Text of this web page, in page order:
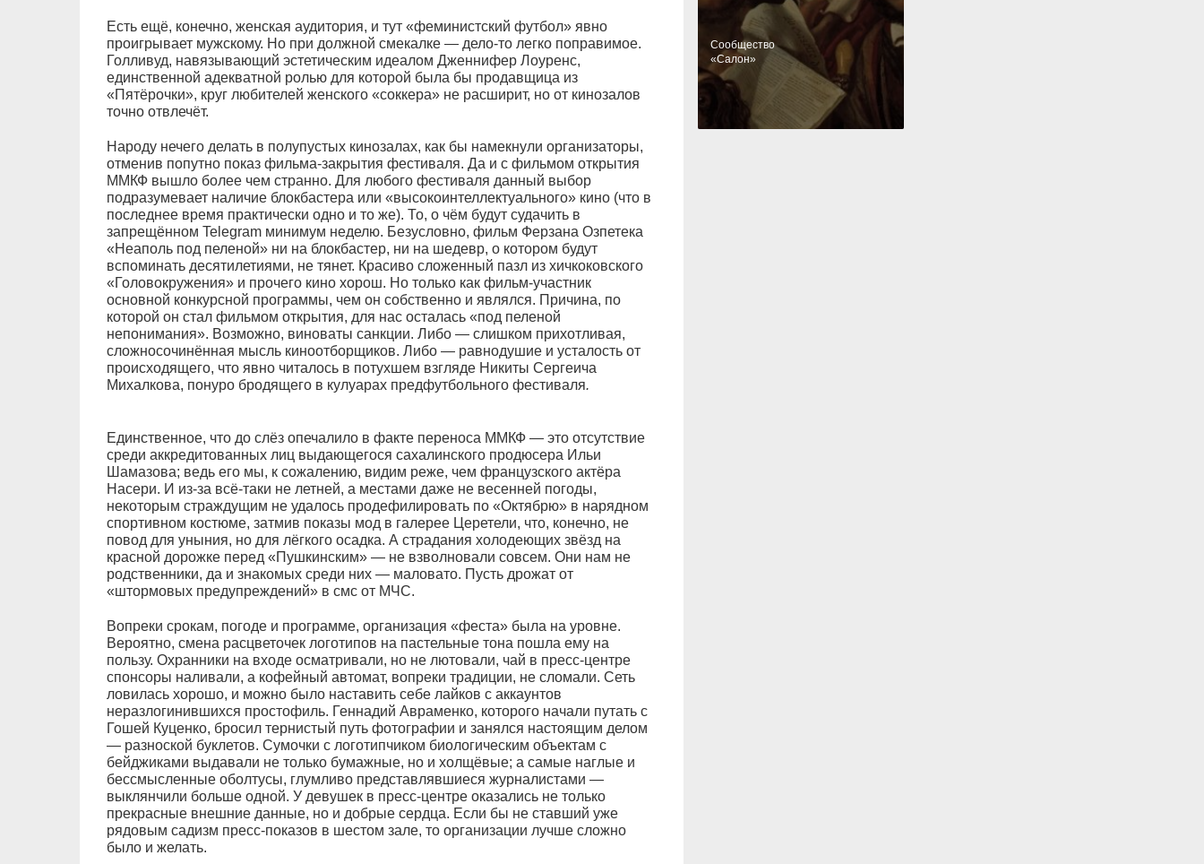
Есть ещё, конечно, женская аудитория, и тут «феминистский футбол» явно
проигрывает мужскому. Но при должной смекалке — дело-то легко поправимое.
Голливуд, навязывающий эстетическим идеалом Дженнифер Лоуренс,
единственной адекватной ролью для которой была бы продавщица из
«Пятёрочки», круг любителей женского «соккера» не расширит, но от кинозалов
точно отвлечёт.
Народу нечего делать в полупустых кинозалах, как бы намекнули организаторы,
отменив попутно показ фильма-закрытия фестиваля. Да и c фильмом открытия
ММКФ вышло более чем странно. Для любого фестиваля данный выбор
подразумевает наличие блокбастера или «высокоинтеллектуального» кино (что в
последнее время практически одно и то же). То, о чём будут судачить в
запрещённом Telegram минимум неделю. Безусловно, фильм Ферзана Озпетека
«Неаполь под пеленой» ни на блокбастер, ни на шедевр, о котором будут
вспоминать десятилетиями, не тянет. Красиво сложенный пазл из хичкоковского
«Головокружения» и прочего кино хорош. Но только как фильм-участник
основной конкурсной программы, чем он собственно и являлся. Причина, по
которой он стал фильмом открытия, для нас осталась «под пеленой
непонимания». Возможно, виноваты санкции. Либо — слишком прихотливая,
сложносочинённая мысль киноотборщиков. Либо — равнодушие и усталость от
происходящего, что явно читалось в потухшем взгляде Никиты Сергеича
Михалкова, понуро бродящего в кулуарах предфутбольного фестиваля.
Единственное, что до слёз опечалило в факте переноса ММКФ — это отсутствие
среди аккредитованных лиц выдающегося сахалинского продюсера Ильи
Шамазова; ведь его мы, к сожалению, видим реже, чем французского актёра
Насери. И из-за всё-таки не летней, а местами даже не весенней погоды,
некоторым страждущим не удалось продефилировать по «Октябрю» в нарядном
спортивном костюме, затмив показы мод в галерее Церетели, что, конечно, не
повод для уныния, но для лёгкого осадка. А страдания холодеющих звёзд на
красной дорожке перед «Пушкинским» — не взволновали совсем. Они нам не
родственники, да и знакомых среди них — маловато. Пусть дрожат от
«штормовых предупреждений» в смс от МЧС.
Вопреки срокам, погоде и программе, организация «феста» была на уровне.
Вероятно, смена расцветочек логотипов на пастельные тона пошла ему на
пользу. Охранники на входе осматривали, но не лютовали, чай в пресс-центре
спонсоры наливали, а кофейный автомат, вопреки традиции, не сломали. Сеть
ловилась хорошо, и можно было наставить себе лайков с аккаунтов
неразлогинившихся простофиль. Геннадий Авраменко, которого начали путать с
Гошей Куценко, бросил тернистый путь фотографии и занялся настоящим делом
— разноской буклетов. Сумочки с логотипчиком биологическим объектам с
бейджиками выдавали не только бумажные, но и холщёвые; а самые наглые и
бессмысленные оболтусы, глумливо представлявшиеся журналистами —
выклянчили больше одной. У девушек в пресс-центре оказались не только
прекрасные внешние данные, но и добрые сердца. Если бы не ставший уже
рядовым садизм пресс-показов в шестом зале, то организации лучше сложно
было и желать.
Cообщество
«Салон»